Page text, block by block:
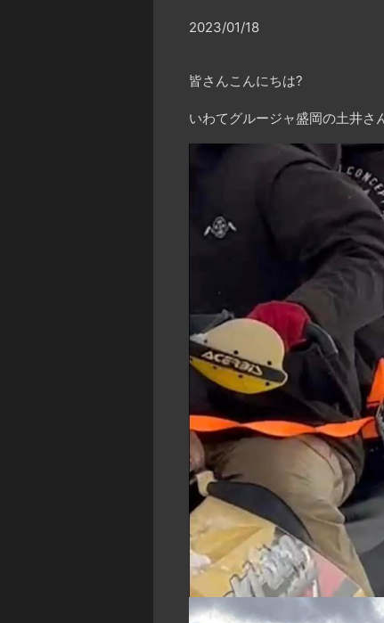
2023/01/18
皆さんこんにちは?
いわてグルージャ盛岡の土井さ